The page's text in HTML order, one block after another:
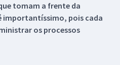
tomam a frente da
importantíssimo, pois cada
os processos